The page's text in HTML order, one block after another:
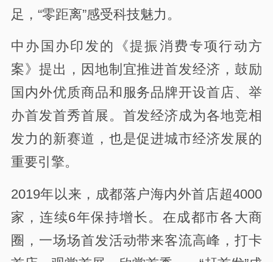
足，“零距离”感受科技魅力。
中办国办印发的《提振消费专项行动方
案》提出，因地制宜推进首发经济，鼓励
国内外优质商品和服务品牌开设首店、举
办首发首秀首展。首发经济成为各地竞相
发力的新赛道，也是促进城市经济发展的
重要引擎。
2019年以来，成都落户海内外首店超4000
家，连续6年保持增长。在成都市各大商
圈，一场场首发活动带来客流高峰，打卡